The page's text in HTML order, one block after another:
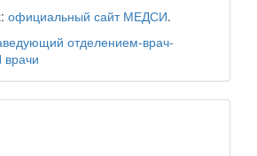
официальный сайт МЕДСИ.
отделением-врач-
врачи